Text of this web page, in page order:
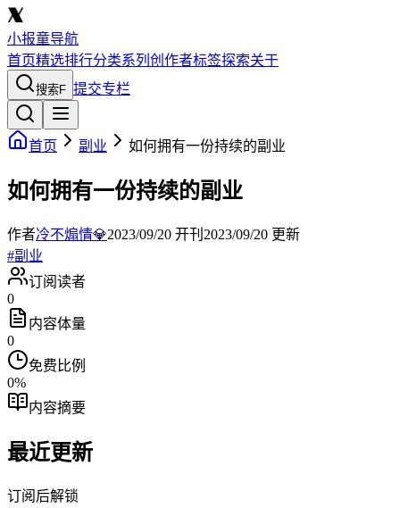
小报童导航
首页精选排行分类系列 创作者标签探索关于
搜索F 提交专栏
首页 副业 如何拥有一份持续的副业
如何拥有一份持续的副业
作者冷不煽情💎2023/09/20 开刊 2023/09/20 更新
#副业
订阅读者
0
内容体量
0
免费比例
0%
内容摘要
最近更新
订阅后解锁